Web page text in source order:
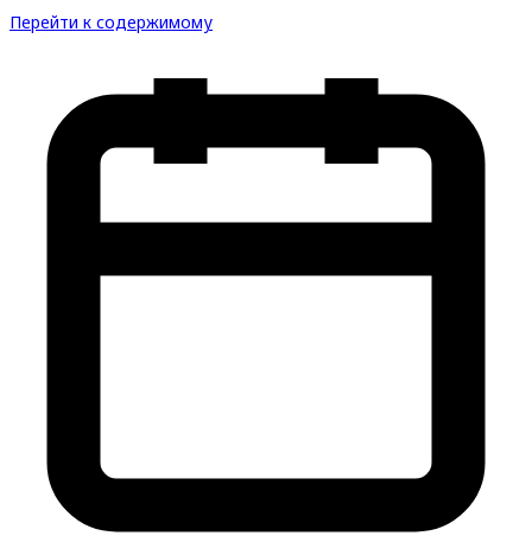
Перейти к содержимому